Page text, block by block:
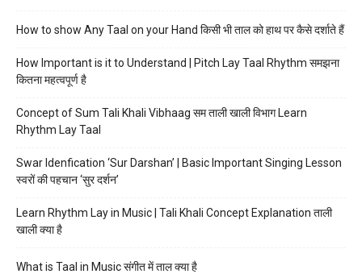
How to show Any Taal on your Hand किसी भी ताल को हाथ पर कैसे दर्शाते हैं
How Important is it to Understand | Pitch Lay Taal Rhythm समझना
कितना महत्वपूर्ण है
Concept of Sum Tali Khali Vibhaag सम ताली खाली विभाग Learn
Rhythm Lay Taal
Swar Idenfication ‘Sur Darshan’ | Basic Important Singing Lesson
स्वरों की पहचान ‘सुर दर्शन’
Learn Rhythm Lay in Music | Tali Khali Concept Explanation ताली
खाली क्या है
What is Taal in Music संगीत में ताल क्या है